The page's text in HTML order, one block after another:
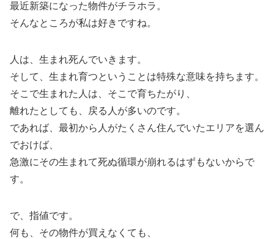
最近新築になった物件がチラホラ。
そんなところが私は好きですね。
人は、生まれ死んでいきます。
そして、生まれ育つということは特殊な意味を持ちます。
そこで生まれた人は、そこで育ちたがり、
離れたとしても、戻る人が多いのです。
であれば、最初から人がたくさん住んでいたエリアを選ん
でおけば、
急激にその生まれて死ぬ循環が崩れるはずもないからで
す。
で、指値です。
何も、その物件が買えなくても、